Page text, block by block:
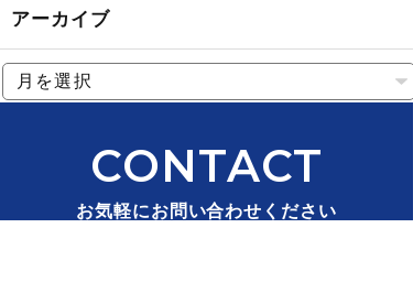
アーカイブ
CONTACT
お気軽にお問い合わせください